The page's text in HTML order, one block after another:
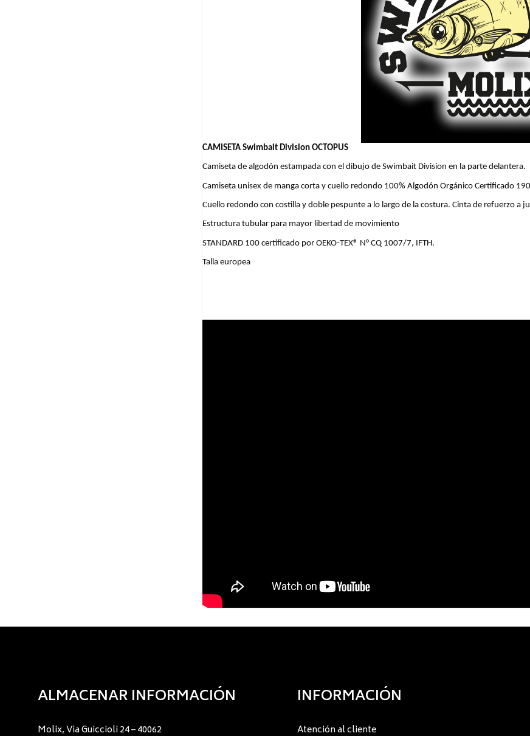
CAMISETA Swimbait Division OCTOPUS
Camiseta de algodón estampada con el dibujo de Swimbait Division en la parte delantera.
Camiseta unisex de manga corta y cuello redondo 100% Algodón Orgánico Certificado
Cuello redondo con costilla y doble pespunte a lo largo de la costura. Cinta de refuerzo a
Estructura tubular para mayor libertad de movimiento
STANDARD 100 certificado por OEKO-TEX® N° CQ 1007/7, IFTH.
Talla europea
ALMACENAR INFORMACIÓN
Molix, Via Guiccioli 24 – 40062
INFORMACIÓN
Atención al cliente